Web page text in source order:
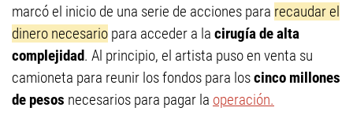
marcó el inicio de una serie de acciones para recaudar el
dinero necesario para acceder a la cirugía de alta
complejidad. Al principio, el artista puso en venta su
camioneta para reunir los fondos para loscinco millones
de pesos necesarios para pagar la operación.